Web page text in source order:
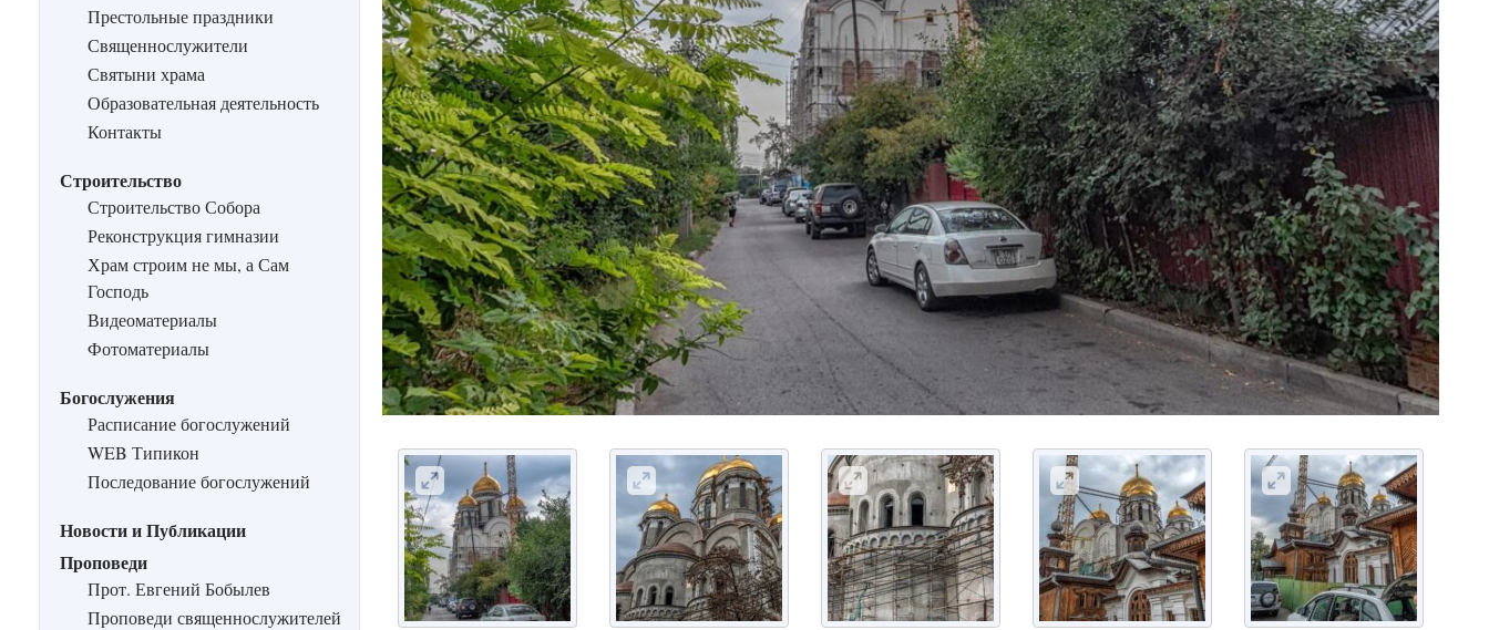
Престольные праздники
Священнослужители
Святыни храма
Образовательная деятельность
Контакты
Строительство
Строительство Собора
Реконструкция гимназии
Храм строим не мы, а Сам
Господь
Видеоматериалы
Фотоматериалы
Богослужения
Расписание богослужений
WEB Типикон
Последование богослужений
Новости и Публикации
Проповеди
Прот. Евгений Бобылев
Проповеди священнослужителей